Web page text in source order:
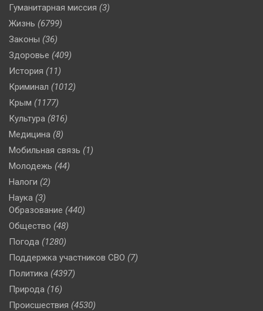
Гуманитарная миссия (3)
Жизнь (6799)
Законы (36)
Здоровье (409)
История (11)
Криминал (1012)
Крым (1177)
Культура (816)
Медицина (8)
Мобильная связь (1)
Молодежь (44)
Налоги (2)
Наука (3)
Образование (440)
Общество (48)
Погода (1280)
Поддержка участников СВО (7)
Политика (4397)
Природа (16)
Происшествия (4530)